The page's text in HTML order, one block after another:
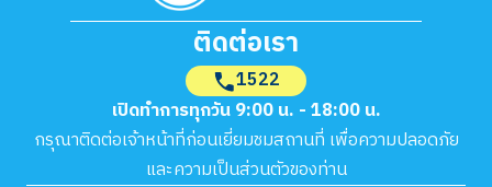
ติดต่อเรา
1522
เปิดทำการทุกวัน 9:00 น. - 18:00 น.
กรุณาติดต่อเจ้าหน้าที่ก่อนเยี่ยมชมสถานที่ เพื่อความปลอดภัย
และความเป็นส่วนตัวของท่าน